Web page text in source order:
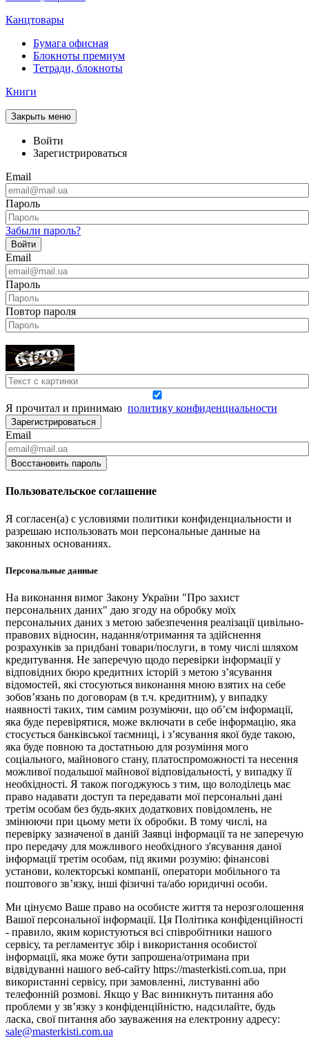
Канцтовары
Бумага офисная
Блокноты премиум
Тетради, блокноты
Книги
Закрыть меню
Войти
Зарегистрироваться
Email
Пароль
Забыли пароль?
Войти
Email
Пароль
Повтор пароля
Я прочитал и принимаю политику конфиденциальности
Зарегистрироваться
Email
Восстановить пароль
Пользовательское соглашение
Я согласен(а) с условиями политики конфиденциальности и
разрешаю использовать мои персональные данные на
законных основаниях.
Персональные данные
На виконання вимог Закону України "Про захист
персональних даних" даю згоду на обробку моїх
персональних даних з метою забезпечення реалізації цивільно-
правових відносин, надання/отримання та здійснення
розрахунків за придбані товари/послуги, в тому числі шляхом
кредитування. Не заперечую щодо перевірки інформації у
відповідних бюро кредитних історій з метою з’ясування
відомостей, які стосуються виконання мною взятих на себе
зобов’язань по договорам (в т.ч. кредитним), у випадку
наявності таких, тим самим розуміючи, що об’єм інформації,
яка буде перевірятися, може включати в себе інформацію, яка
стосується банківської таємниці, і з’ясування якої буде такою,
яка буде повною та достатньою для розуміння мого
соціального, майнового стану, платоспроможності та несення
можливої подальшої майнової відповідальності, у випадку її
необхідності. Я також погоджуюсь з тим, що володілець має
право надавати доступ та передавати мої персональні дані
третім особам без будь-яких додаткових повідомлень, не
змінюючи при цьому мети їх обробки. В тому числі, на
перевірку зазначеної в даній Заявці інформації та не заперечую
про передачу для можливого необхідного з'ясування даної
інформації третім особам, під якими розумію: фінансові
установи, колекторські компанії, оператори мобільного та
поштового зв’язку, інші фізичні та/або юридичні особи.
Ми цінуємо Ваше право на особисте життя та нерозголошення
Вашої персональної інформації. Ця Політика конфіденційності
- правило, яким користуються всі співробітники нашого
сервісу, та регламентує збір і використання особистої
інформації, яка може бути запрошена/отримана при
відвідуванні нашого веб-сайту https://masterkisti.com.ua, при
використанні сервісу, при замовленні, листуванні або
телефонній розмові. Якщо у Вас виникнуть питання або
проблеми у зв’язку з конфіденційністю, надсилайте, будь
ласка, свої питання або зауваження на електронну адресу:
sale@masterkisti.com.ua